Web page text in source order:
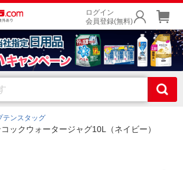
ログイン
会員登録(無料)
テンスタッグ
ックウォータージャグ10L（ネイビー）